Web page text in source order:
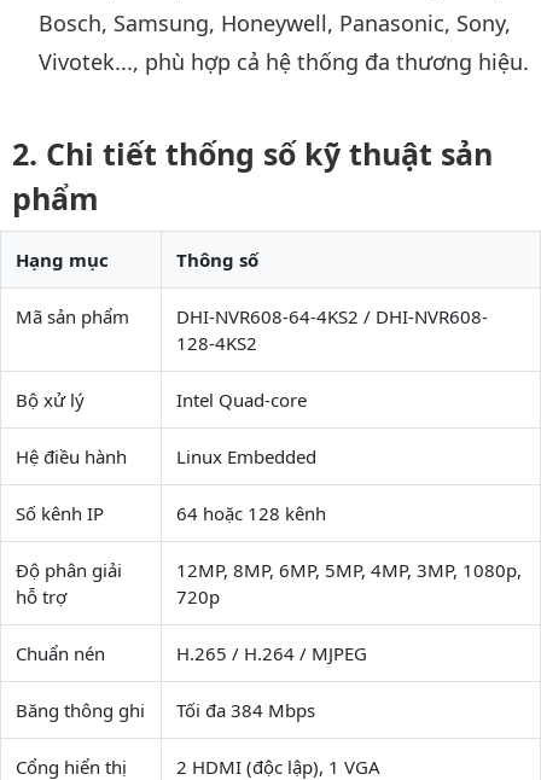
Bosch, Samsung, Honeywell, Panasonic, Sony,
Vivotek..., phù hợp cả hệ thống đa thương hiệu.
Chi tiết thống số kỹ thuật sản
phẩm
Hạng mục Thông số
Mã sản phẩm
DHI-NVR608-64-4KS2 / DHI-NVR608-
128-4KS2
Bộ xử lý Intel Quad-core
Hệ điều hành Linux Embedded
Số kênh IP 64 hoặc 128 kênh
Độ phân giải
hỗ trợ
12MP, 8MP, 6MP, 5MP, 4MP, 3MP, 1080p,
720p
Chuẩn nén H.265 / H.264 / MJPEG
Băng thông ghi Tối đa 384 Mbps
Cổng hiển thị 2 HDMI (độc lập), 1 VGA